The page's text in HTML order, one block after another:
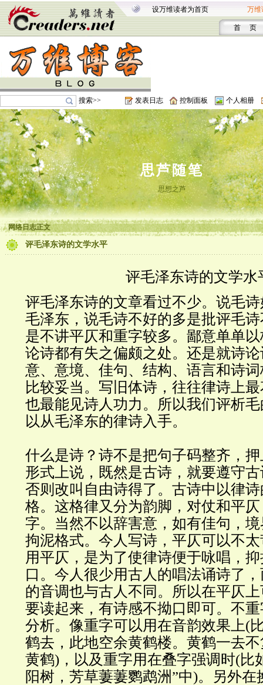
设万维读者为首页 万维
首 页
搜索>> 发表日志 控制面板 个人相册
思芦随笔
思想之芦
网络日志正文
评毛泽东诗的文学水平
评毛泽东诗的文学水
评毛泽东诗的文章看过不少。说毛
毛泽东，说毛诗不好的多是批评毛
是不讲平仄和重字较多。鄙意单单
论诗都有失之偏颇之处。还是就诗
意、意境、佳句、结构、语言和诗
比较妥当。写旧体诗，往往律诗上
也最能见诗人功力。所以我们评析
以从毛泽东的律诗入手。
什么是诗？诗不是把句子码整齐，
形式上说，既然是古诗，就要遵守
否则改叫自由诗得了。古诗中以律
格。这格律又分为韵脚，对仗和平
字。当然不以辞害意，如有佳句，
拘泥格式。今人写诗，平仄可以不
用平仄，是为了使律诗便于咏唱，
口。今人很少用古人的唱法诵诗了
的音调也与古人不同。所以在平仄
要读起来，有诗感不拗口即可。不
分析。像重字可以用在音韵效果上(
鹤去，此地空余黄鹤楼。黄鹤一去
黄鹤)，以及重字用在叠字强调时(比
阳树，芳草萋萋鹦鹉洲”中)。另外在